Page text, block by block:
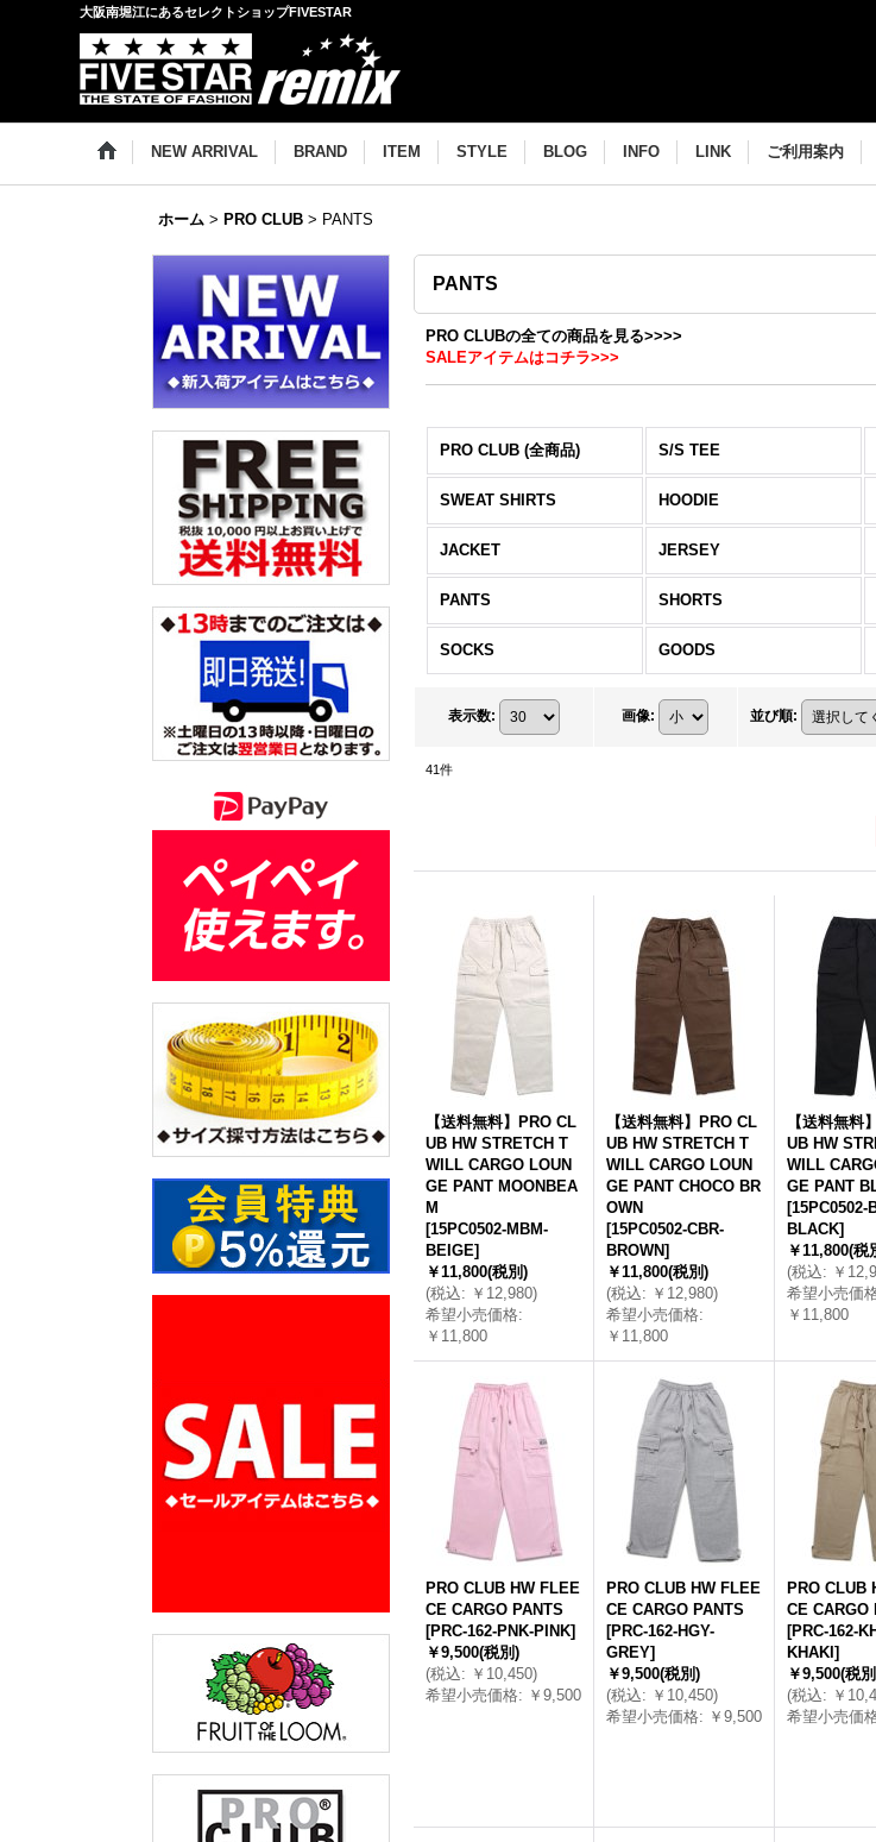
大阪南堀江にあるセレクトショップFIVESTAR
NEW ARRIVAL BRAND ITEM STYLE BLOG INFO LINK ご利用案内
ホーム > PRO CLUB > PANTS
PANTS
PRO CLUBの全ての商品を見る>>>>
SALEアイテムはコチラ>>>
PRO CLUB (全商品) S/S TEE
SWEAT SHIRTS HOODIE
JACKET JERSEY
PANTS SHORTS
SOCKS GOODS
表示数: 画像: 並び順:
41件
【送料無料】PRO CL
UB HW STRETCH T
WILL CARGO LOUN
GE PANT MOONBEA
M
[15PC0502-MBM-
BEIGE]
￥11,800(税別)
(税込: ￥12,980)
希望小売価格:
￥11,800
【送料無料】PRO CL
UB HW STRETCH T
WILL CARGO LOUN
GE PANT CHOCO BR
OWN
[15PC0502-CBR-
BROWN]
￥11,800(税別)
(税込: ￥12,980)
希望小売価格:
￥11,800
【送料無料
UB HW
WILL
GE PANT
[15PC0502-
BLACK]
￥11,800(税
(税込: ￥
希望小売価
￥11,800
PRO CLUB HW FLEE
CE CARGO PANTS
[PRC-162-PNK-PINK]
￥9,500(税別)
(税込: ￥10,450)
希望小売価格: ￥9,500
PRO CLUB HW FLEE
CE CARGO PANTS
[PRC-162-HGY-
GREY]
￥9,500(税別)
(税込: ￥10,450)
希望小売価格: ￥9,500
PRO CLUB
CE CARGO
[PRC-162-
KHAKI ]
￥9,500(税
(税込: ￥
希望小売価